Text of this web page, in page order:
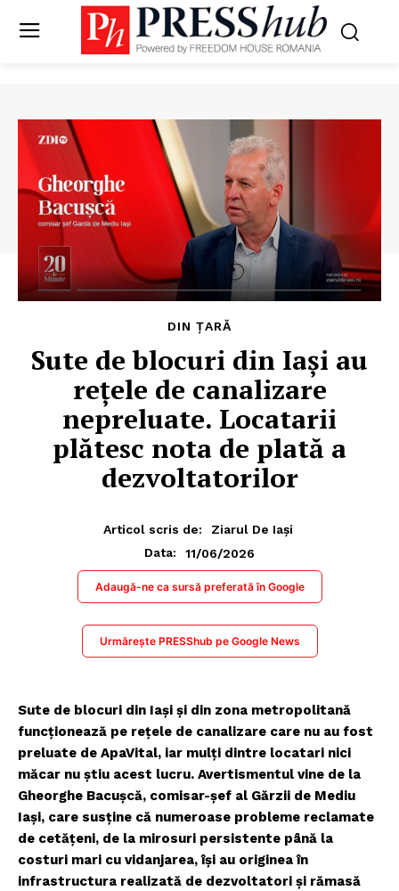
DIN ȚARĂ
Sute de blocuri din Iași au
rețele de canalizare
nepreluate. Locatarii
plătesc nota de plată a
dezvoltatorilor
Articol scris de:
Ziarul De Iași
Data:
11/06/2026
Adaugă-ne ca sursă preferată în Google
Urmărește PRESShub pe Google News
Sute de blocuri din Iași și din zona metropolitană
funcționează pe rețele de canalizare care nu au fost
preluate de ApaVital, iar mulți dintre locatari nici
măcar nu știu acest lucru. Avertismentul vine de la
Gheorghe Bacușcă, comisar-șef al Gărzii de Mediu
Iași, care susține că numeroase probleme reclamate
de cetățeni, de la mirosuri persistente până la
costuri mari cu vidanjarea, își au originea în
infrastructura realizată de dezvoltatori și rămasă